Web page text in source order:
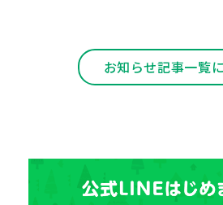
お知らせ記事一覧